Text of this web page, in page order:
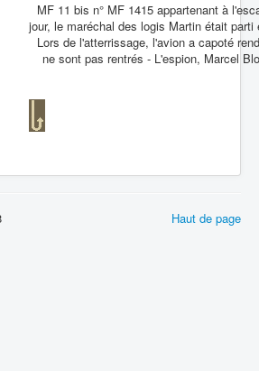
MF 11 bis n° MF 1415 appartenant à
jour, le maréchal des logis Martin était
Lors de l'atterrissage, l'avion a capoté
ne sont pas rentrés - L'espion, Marcel
Haut de page